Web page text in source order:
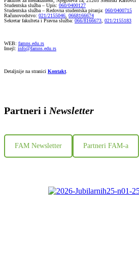
Studentska služba – Upis: 060/0400127
Studentska služba – Redovna studentska pitanja: 060/0400715
Računovodstvo: 021/2155046 0668166674
Sekretar fakulteta i Pravna služba: 066/8166673 021/2155183
WEB: famns.edu.rs
Imejl: info@famns.edu.rs
Detaljnije na stranici Kontakt
Partneri i Newsletter
FAM Newsletter Partneri FAM-a